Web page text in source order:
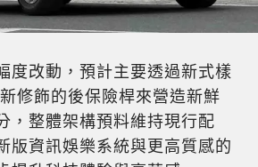
度改動，預計主要透過新式樣
修飾的後保險桿來營造新鮮
，整體架構預料維持現行配
版資訊娛樂系統與更高質感的